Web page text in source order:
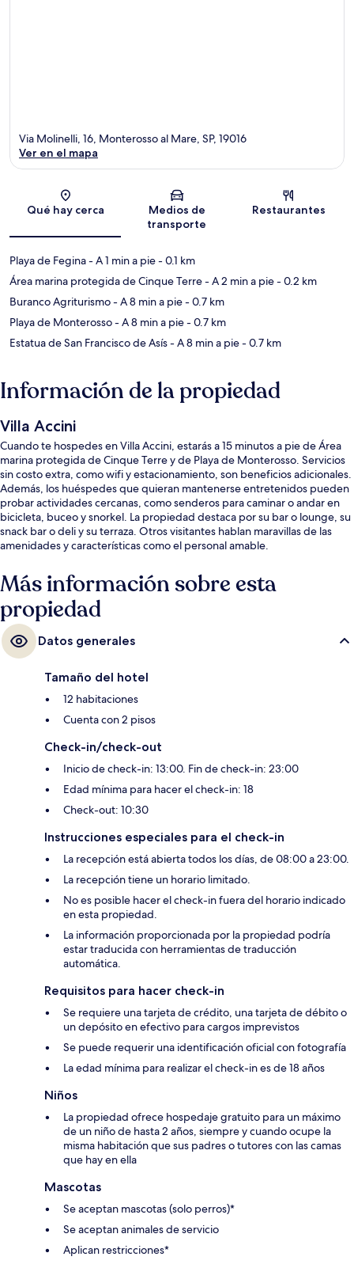
Sección del mapa
Via Molinelli, 16, Monterosso al Mare, SP, 19016
Ver en el mapa
Qué hay cerca
Medios de
transporte
Restaurantes
Playa de Fegina- A 1 min a pie- 0.1 km
Área marina protegida de Cinque Terre- A 2 min a pie- 0.2 km
Buranco Agriturismo- A 8 min a pie- 0.7 km
Playa de Monterosso- A 8 min a pie- 0.7 km
Estatua de San Francisco de Asís- A 8 min a pie- 0.7 km
Información de la propiedad
Villa Accini
Cuando te hospedes en Villa Accini, estarás a 15 minutos a pie de Área
marina protegida de Cinque Terre y de Playa de Monterosso. Servicios
sin costo extra, como wifi y estacionamiento, son beneficios adicionales.
Además, los huéspedes que quieran mantenerse entretenidos pueden
probar actividades cercanas, como senderos para caminar o andar en
bicicleta, buceo y snorkel. La propiedad destaca por su bar o lounge, su
snack bar o deli y su terraza. Otros visitantes hablan maravillas de las
amenidades y características como el personal amable.
Más información sobre esta
propiedad
Datos generales
Tamaño del hotel
12 habitaciones
Cuenta con 2 pisos
Check-in/check-out
Inicio de check-in: 13:00. Fin de check-in: 23:00
Edad mínima para hacer el check-in: 18
Check-out: 10:30
Instrucciones especiales para el check-in
La recepción está abierta todos los días, de 08:00 a 23:00.
La recepción tiene un horario limitado.
No es posible hacer el check-in fuera del horario indicado
en esta propiedad.
La información proporcionada por la propiedad podría
estar traducida con herramientas de traducción
automática.
Requisitos para hacer check-in
Se requiere una tarjeta de crédito, una tarjeta de débito o
un depósito en efectivo para cargos imprevistos
Se puede requerir una identificación oficial con fotografía
La edad mínima para realizar el check-in es de 18 años
Niños
La propiedad ofrece hospedaje gratuito para un máximo
de un niño de hasta 2 años, siempre y cuando ocupe la
misma habitación que sus padres o tutores con las camas
que hay en ella
Mascotas
Se aceptan mascotas (solo perros)*
Se aceptan animales de servicio
Aplican restricciones*